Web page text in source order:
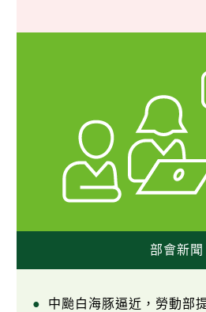
部會新聞
中颱白海豚逼近，勞動部